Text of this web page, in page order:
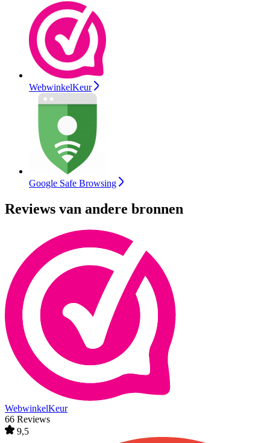
WebwinkelKeur
Google Safe Browsing
Reviews van andere bronnen
WebwinkelKeur
66 Reviews
9,5